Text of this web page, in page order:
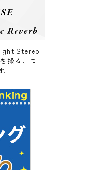
Stereo
操る、モ